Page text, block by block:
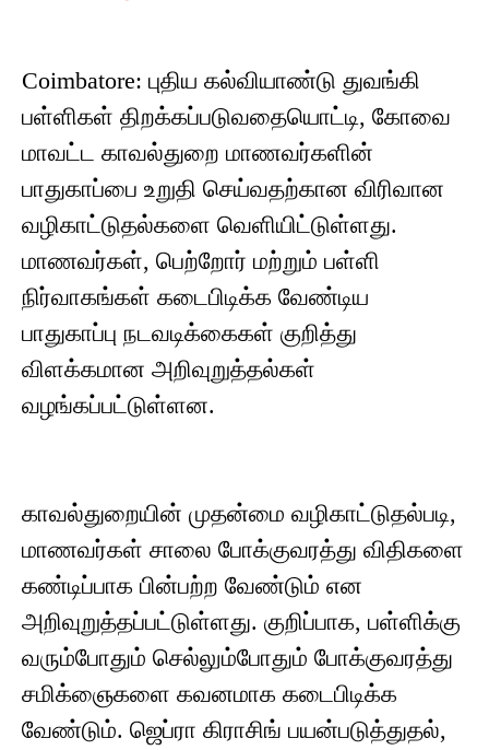
Coimbatore: புதிய கல்வியாண்டு துவங்கி
பள்ளிகள் திறக்கப்படுவதையொட்டி, கோவை
மாவட்ட காவல்துறை மாணவர்களின்
பாதுகாப்பை உறுதி செய்வதற்கான விரிவான
வழிகாட்டுதல்களை வெளியிட்டுள்ளது.
மாணவர்கள், பெற்றோர் மற்றும் பள்ளி
நிர்வாகங்கள் கடைபிடிக்க வேண்டிய
பாதுகாப்பு நடவடிக்கைகள் குறித்து
விளக்கமான அறிவுறுத்தல்கள்
வழங்கப்பட்டுள்ளன.
காவல்துறையின் முதன்மை வழிகாட்டுதல்படி,
மாணவர்கள் சாலை போக்குவரத்து விதிகளை
கண்டிப்பாக பின்பற்ற வேண்டும் என
அறிவுறுத்தப்பட்டுள்ளது. குறிப்பாக, பள்ளிக்கு
வரும்போதும் செல்லும்போதும் போக்குவரத்து
சமிக்ஞைகளை கவனமாக கடைபிடிக்க
வேண்டும். ஜெப்ரா கிராசிங் பயன்படுத்துதல்,